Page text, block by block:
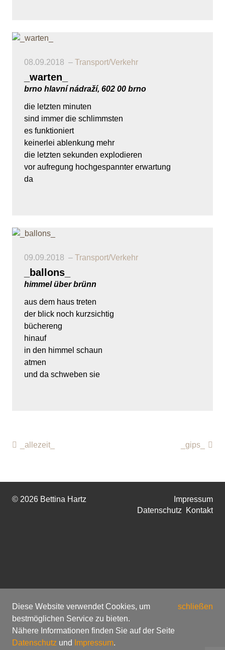
08.09.2018 Transport/Verkehr
_warten_
brno hlavní nádraží, 602 00 brno
die letzten minuten
sind immer die schlimmsten
es funktioniert
keinerlei ablenkung mehr
die letzten sekunden explodieren
vor aufregung hochgespannter erwartung
da
09.09.2018 Transport/Verkehr
_ballons_
himmel über brünn
aus dem haus treten
der blick noch kurzsichtig
büchereng
hinauf
in den himmel schaun
atmen
und da schweben sie
_gips_
_allezeit_
© 2026 Bettina Hartz
Impressum
Datenschutz
Kontakt
schließen
Diese Website verwendet Cookies, um
bestmöglichen Service zu bieten.
Nähere Informationen finden Sie auf der Seite
Datenschutz und Impressum.